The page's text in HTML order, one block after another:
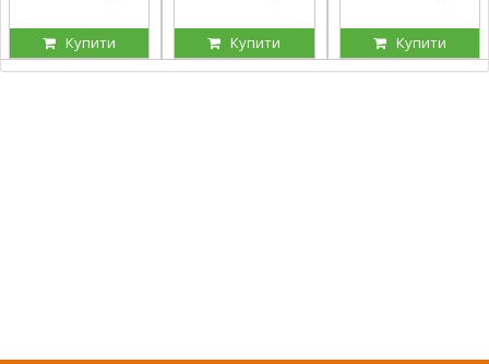
Купити Купити Купити